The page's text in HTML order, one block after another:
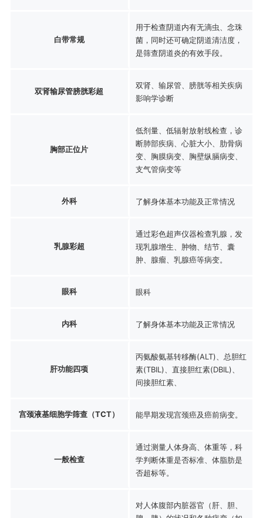
白带常规
用于检查阴道内有无滴虫、念珠
菌，同时还可确定阴道清洁度，
是筛查阴道炎的有效手段。
双肾输尿管膀胱彩超
双肾、输尿管、膀胱等相关疾病
影响学诊断
胸部正位片
低剂量、低辐射放射线检查，诊
断肺部疾病、心脏大小、肋骨病
变、胸膜病变、胸壁纵膈病变、
支气管病变等
外科 了解身体基本功能及正常情况
乳腺彩超
通过彩色超声仪器检查乳腺，发
现乳腺增生、肿物、结节、囊
肿、腺瘤、乳腺癌等病变。
眼科 眼科
内科 了解身体基本功能及正常情况
肝功能四项
丙氨酸氨基转移酶(ALT)、总胆红
素(TBIL)、直接胆红素(DBIL)、
间接胆红素、
宫颈液基细胞学筛查（TCT） 能早期发现宫颈癌及癌前病变。
一般检查
通过测量人体身高、体重等，科
学判断体重是否标准、体脂肪是
否超标等。
对人体腹部内脏器官（肝、胆、